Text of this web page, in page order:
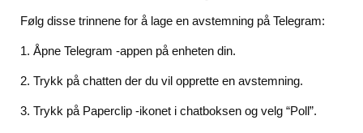
Følg disse trinnene for å lage en avstemning på Telegram:
1. Åpne Telegram -appen på enheten din.
2. Trykk på chatten der du vil opprette en avstemning.
3. Trykk på Paperclip -ikonet i chatboksen og velg “Poll”.